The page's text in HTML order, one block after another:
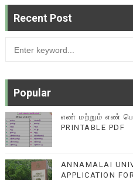
Recent Post
Popular
எண் மற்றும் எண்
PRINTABLE PDF
ANNAMALAI
APPLICATION